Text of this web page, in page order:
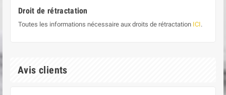
Droit de rétractation
Toutes les informations nécessaire aux droits de rétractation ICI.
Avis clients